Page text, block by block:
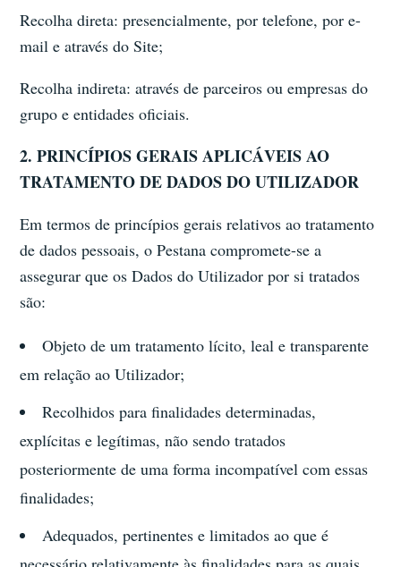
Recolha direta: presencialmente, por telefone, por e-
mail e através do Site;
Recolha indireta: através de parceiros ou empresas do
grupo e entidades oficiais.
2. PRINCÍPIOS GERAIS APLICÁVEIS AO
TRATAMENTO DE DADOS DO UTILIZADOR
Em termos de princípios gerais relativos ao tratamento
de dados pessoais, o Pestana compromete-se a
assegurar que os Dados do Utilizador por si tratados
são:
Objeto de um tratamento lícito, leal e transparente
em relação ao Utilizador;
Recolhidos para finalidades determinadas,
explícitas e legítimas, não sendo tratados
posteriormente de uma forma incompatível com essas
finalidades;
Adequados, pertinentes e limitados ao que é